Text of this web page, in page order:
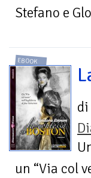
Stefano e
EBOOK
di
un “Via col